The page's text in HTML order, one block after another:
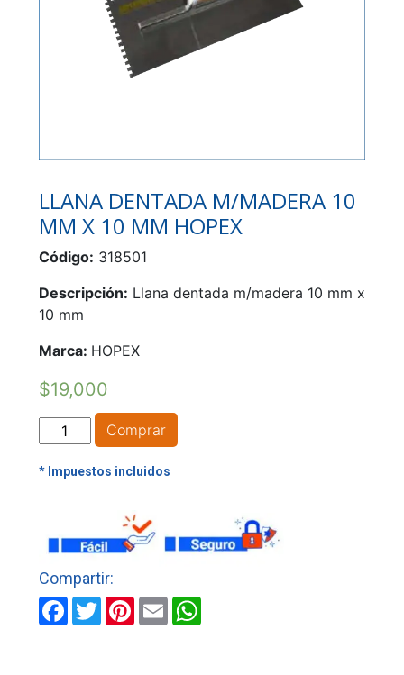
LLANA DENTADA M/MADERA 10
MM X 10 MM HOPEX
Código: 318501
Descripción: Llana dentada m/madera 10 mm x
10 mm
Marca: HOPEX
$19,000
LLANA
DENTADA
M/MADERA
10
MM
HOPEX
cantidad
Comprar
Facebook
TwitterPinterest
EmailWhatsApp